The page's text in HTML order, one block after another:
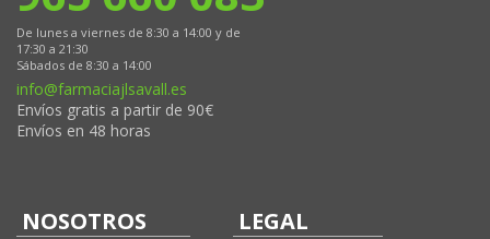
De lunes a viernes de 8:30 a 14:00 y de
17:30 a 21:30
Sábados de 8:30 a 14:00
info@farmaciajlsavall.es
Envíos gratis a partir de 90€
Envíos en 48 horas
NOSOTROS LEGAL